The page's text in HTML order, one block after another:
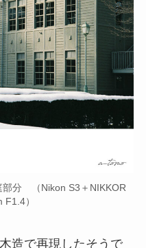
部分 （Nikon S3＋NIKKOR
F1.4）
造で再現したそうで